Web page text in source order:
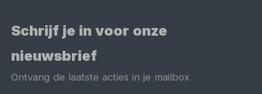
Schrijf je in voor onze
nieuwsbrief
Ontvang de laatste acties in je mailbox